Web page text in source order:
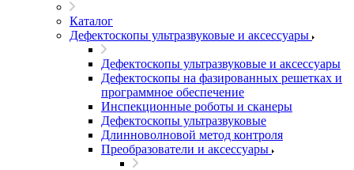
Каталог
Дефектоскопы ультразвуковые и аксессуары
Дефектоскопы ультразвуковые и аксессуары
Дефектоскопы на фазированных решетках и
программное обеспечение
Инспекционные роботы и сканеры
Дефектоскопы ультразвуковые
Длинноволновой метод контроля
Преобразователи и аксессуары